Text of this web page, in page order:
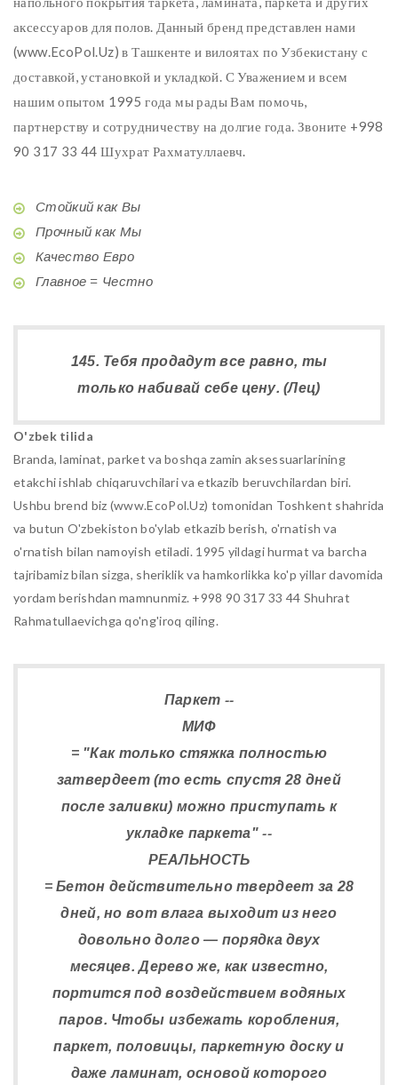
аксессуаров для полов. Данный бренд представлен нами
(www.EcoPol.Uz) в Ташкенте и вилоятах по Узбекистану с
доставкой, установкой и укладкой. С Уважением и всем
нашим опытом 1995 года мы рады Вам помочь,
партнерству и сотрудничеству на долгие года. Звоните +998
90 317 33 44 Шухрат Рахматуллаевч.
Стойкий как Вы
Прочный как Мы
Качество Евро
Главное = Честно
145. Тебя продадут все равно, ты
только набивай себе цену. (Лец)
O'zbek tilida
Branda, laminat, parket va boshqa zamin aksessuarlarining
etakchi ishlab chiqaruvchilari va etkazib beruvchilardan biri.
Ushbu brend biz (www.EcoPol.Uz) tomonidan Toshkent shahrida
va butun O'zbekiston bo'ylab etkazib berish, o'rnatish va
o'rnatish bilan namoyish etiladi. 1995 yildagi hurmat va barcha
tajribamiz bilan sizga, sheriklik va hamkorlikka ko'p yillar davomida
yordam berishdan mamnunmiz. +998 90 317 33 44 Shuhrat
Rahmatullaevichga qo'ng'iroq qiling.
Паркет --
МИФ
= "Как только стяжка полностью
затвердеет (то есть спустя 28 дней
после заливки) можно приступать к
укладке паркета" --
РЕАЛЬНОСТЬ
= Бетон действительно твердеет за 28
дней, но вот влага выходит из него
довольно долго — порядка двух
месяцев. Дерево же, как известно,
портится под воздействием водяных
паров. Чтобы избежать коробления,
паркет, половицы, паркетную доску и
даже ламинат, основой которого